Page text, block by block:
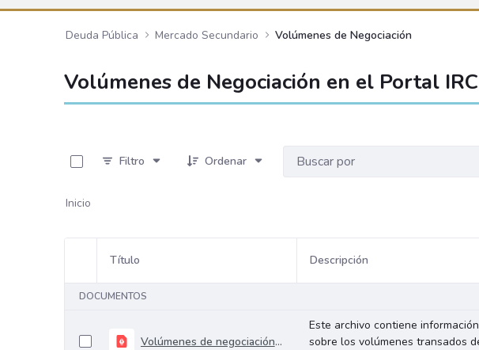
Deuda Pública Mercado Secundario Volúmenes de Negociación
Volúmenes de Negociación en el Portal IRC
Filtro
Ordenar
Inicio
Selección del elemento
Título Descripción
DOCUMENTOS
Volúmenes de negociación del 03 al 06 de junio de 2025
Este archivo contiene información
sobre los volúmenes transados